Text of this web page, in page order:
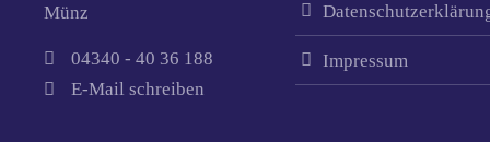
Münz
04340 - 40 36 188
E-Mail schreiben
Impressum